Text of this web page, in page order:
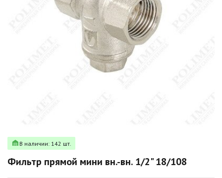
В наличии: 142 шт.
Фильтр прямой мини вн.-вн. 1/2" 18/108